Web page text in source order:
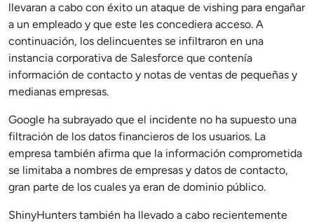
llevaran a cabo con éxito un ataque de vishing para engañar
a un empleado y que este les concediera acceso. A
continuación, los delincuentes se infiltraron en una
instancia corporativa de Salesforce que contenía
información de contacto y notas de ventas de pequeñas y
medianas empresas.
Google ha subrayado que el incidente no ha supuesto una
filtración de los datos financieros de los usuarios. La
empresa también afirma que la información comprometida
se limitaba a nombres de empresas y datos de contacto,
gran parte de los cuales ya eran de dominio público.
ShinyHunters también ha llevado a cabo recientemente